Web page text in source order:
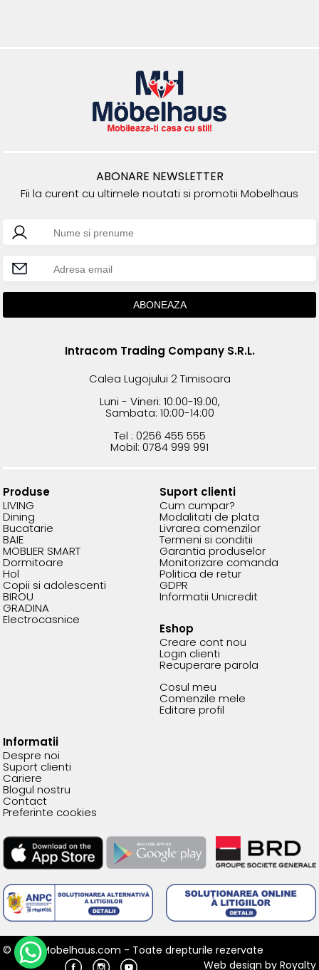
ABONARE NEWSLETTER
Fii la curent cu ultimele noutati si promotii Mobelhaus
Intracom Trading Company S.R.L.
Calea Lugojului 2 Timisoara
Luni - Vineri: 10:00-19:00,
Sambata: 10:00-14:00
Tel : 0256 455 555
Mobil: 0784 999 991
Produse
LIVING
Dining
Bucatarie
BAIE
MOBLIER SMART
Dormitoare
Hol
Copii si adolescenti
BIROU
GRADINA
Electrocasnice
Suport clienti
Cum cumpar?
Modalitati de plata
Livrarea comenzilor
Termeni si conditii
Garantia produselor
Monitorizare comanda
Politica de retur
GDPR
Informatii Unicredit
Eshop
Creare cont nou
Login clienti
Recuperare parola
Cosul meu
Comenzile mele
Editare profil
Informatii
Despre noi
Suport clienti
Cariere
Blogul nostru
Contact
Preferinte cookies
© 2026 Mobelhaus.com - Toate drepturile rezervate
Web design by Royalty